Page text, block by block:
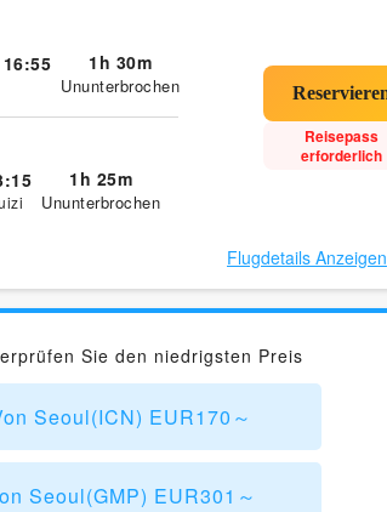
16:55 1h 30m
Ununterbrochen
1h 25m
Ununterbrochen
Reisepass
erforderlich
Flugdetails Anzeigen
Sie den niedrigsten Preis
Seoul(ICN) EUR170～
Seoul(GMP) EUR301～